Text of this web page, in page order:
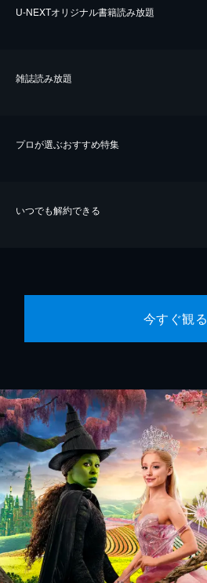
U-NEXTオリジナル書籍読み放題
雑誌読み放題
プロが選ぶおすすめ特集
いつでも解約できる
今すぐ観る